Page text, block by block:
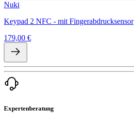
Nuki
Keypad 2 NFC - mit Fingerabdrucksensor
179,00 €
Expertenberatung